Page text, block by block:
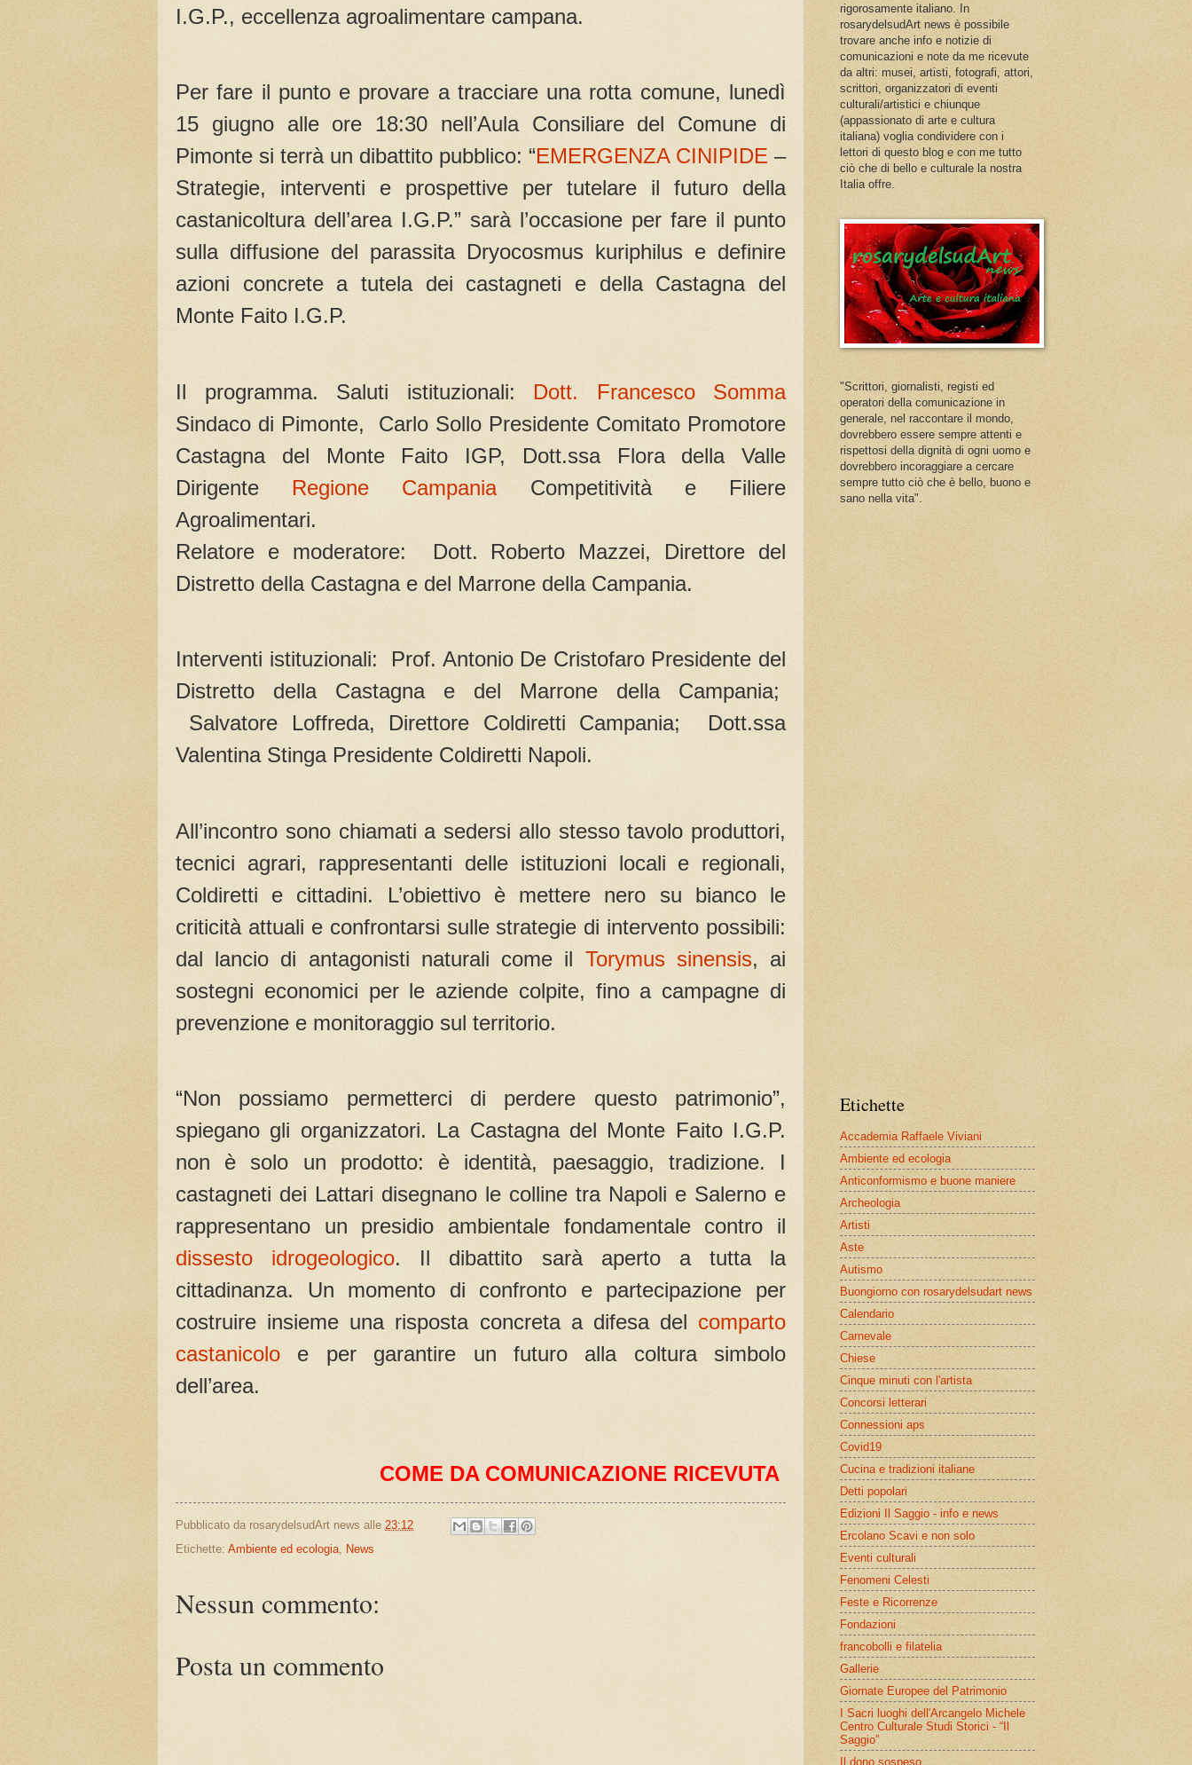
I.G.P., eccellenza agroalimentare campana.
Per fare il punto e provare a tracciare una rotta comune, lunedì
15 giugno alle ore 18:30 nell’Aula Consiliare del Comune di
Pimonte si terrà un dibattito pubblico: “EMERGENZA CINIPIDE –
Strategie, interventi e prospettive per tutelare il futuro della
castanicoltura dell’area I.G.P.” sarà l’occasione per fare il punto
sulla diffusione del parassita Dryocosmus kuriphilus e definire
azioni concrete a tutela dei castagneti e della Castagna del
Monte Faito I.G.P.
Il programma. Saluti istituzionali: Dott. Francesco Somma
Sindaco di Pimonte, Carlo Sollo Presidente Comitato Promotore
Castagna del Monte Faito IGP, Dott.ssa Flora della Valle
Dirigente Regione CampaniaCompetitività e Filiere
Agroalimentari.
Relatore e moderatore: Dott. Roberto Mazzei, Direttore del
Distretto della Castagna e del Marrone della Campania.
Interventi istituzionali: Prof. Antonio De Cristofaro Presidente del
Distretto della Castagna e del Marrone della Campania;
Salvatore Loffreda, Direttore Coldiretti Campania; Dott.ssa
Valentina Stinga Presidente Coldiretti Napoli.
All’incontro sono chiamati a sedersi allo stesso tavolo produttori,
tecnici agrari, rappresentanti delle istituzioni locali e regionali,
Coldiretti e cittadini. L’obiettivo è mettere nero su bianco le
criticità attuali e confrontarsi sulle strategie di intervento possibili:
dal lancio di antagonisti naturali come il Torymus sinensis, ai
sostegni economici per le aziende colpite, fino a campagne di
prevenzione e monitoraggio sul territorio.
“Non possiamo permetterci di perdere questo patrimonio”,
spiegano gli organizzatori. La Castagna del Monte Faito I.G.P.
non è solo un prodotto: è identità, paesaggio, tradizione. I
castagneti dei Lattari disegnano le colline tra Napoli e Salerno e
rappresentano un presidio ambientale fondamentale contro il
dissesto idrogeologico. Il dibattito sarà aperto a tutta la
cittadinanza. Un momento di confronto e partecipazione per
costruire insieme una risposta concreta a difesa del comparto
castanicolo e per garantire un futuro alla coltura simbolo
dell’area.
COME DA COMUNICAZIONE RICEVUTA
Pubblicato da rosarydelsudArt news alle 23:12
Etichette: Ambiente ed ecologia, News
Nessun commento:
Posta un commento
rigorosamente italiano. In
rosarydelsudArt news è possibile
trovare anche info e notizie di
comunicazioni e note da me ricevute
da altri: musei, artisti, fotografi, attori,
scrittori, organizzatori di eventi
culturali/artistici e chiunque
(appassionato di arte e cultura
italiana) voglia condividere con i
lettori di questo blog e con me tutto
ciò che di bello e culturale la nostra
Italia offre.
"Scrittori, giornalisti, registi ed
operatori della comunicazione in
generale, nel raccontare il mondo,
dovrebbero essere sempre attenti e
rispettosi della dignità di ogni uomo e
dovrebbero incoraggiare a cercare
sempre tutto ciò che è bello, buono e
sano nella vita".
Etichette
Accademia Raffaele Viviani
Ambiente ed ecologia
Anticonformismo e buone maniere
Archeologia
Artisti
Aste
Autismo
Buongiorno con rosarydelsudart news
Calendario
Carnevale
Chiese
Cinque minuti con l'artista
Concorsi letterari
Connessioni aps
Covid19
Cucina e tradizioni italiane
Detti popolari
Edizioni Il Saggio - info e news
Ercolano Scavi e non solo
Eventi culturali
Fenomeni Celesti
Feste e Ricorrenze
Fondazioni
francobolli e filatelia
Gallerie
Giornate Europee del Patrimonio
I Sacri luoghi dell'Arcangelo Michele
Centro Culturale Studi Storici - “Il
Saggio”
Il dono sospeso